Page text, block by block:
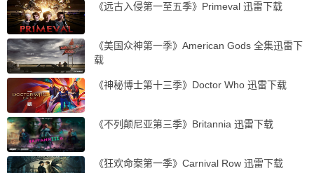
《远古入侵第一至五季》Primeval 迅雷下载
《美国众神第一季》American Gods 全集迅雷下
载
《神秘博士第十三季》Doctor Who 迅雷下载
《不列颠尼亚第三季》Britannia 迅雷下载
《狂欢命案第一季》Carnival Row 迅雷下载